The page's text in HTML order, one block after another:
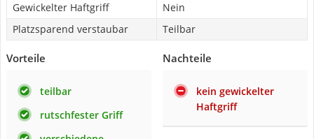
Gewickelter Haftgriff
Nein
Platzsparend verstaubar
Teilbar
Vorteile
teilbar
rutschfester Griff
Nachteile
kein gewickelter
Haftgriff